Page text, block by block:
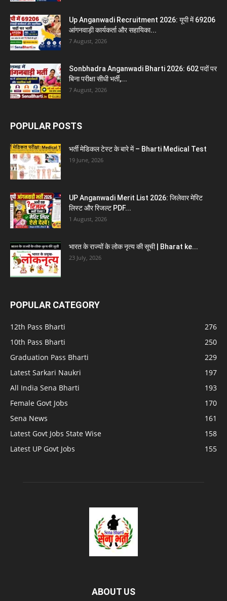
Up Anganwadi Recruitment 2026: यूपी में 69206
आंगनवाड़ी कार्यकर्ता और सहायिका...
7 August, 2026
Sonbhadra Anganwadi Bharti 2026: 602 पदों पर
बिना परीक्षा सीधी भर्ती,...
7 August, 2026
POPULAR POSTS
भर्ती मेडिकल टेस्ट के बारे में – Bharti Medical Test
19 June, 2026
UP Anganwadi Merit List 2026: जिलेवार मेरिट
लिस्ट और रिजल्ट PDF...
1 August, 2026
भारत के राज्यों के लोक नृत्य की सूची | Bharat ke...
23 July, 2026
POPULAR CATEGORY
12th Pass Bharti
276
10th Pass Bharti
250
Graduation Pass Bharti
229
Latest Sarkari Naukri
197
All India Sena Bharti
193
Female Govt Jobs
170
Sena News
161
Latest Govt Jobs State Wise
158
Latest UP Govt Jobs
155
ABOUT US